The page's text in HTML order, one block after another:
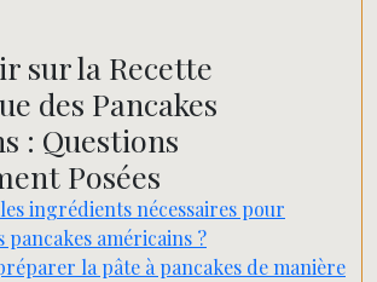
sur la Recette
des Pancakes
: Questions
Posées
ingrédients nécessaires pour
pancakes américains ?
la pâte à pancakes de manière